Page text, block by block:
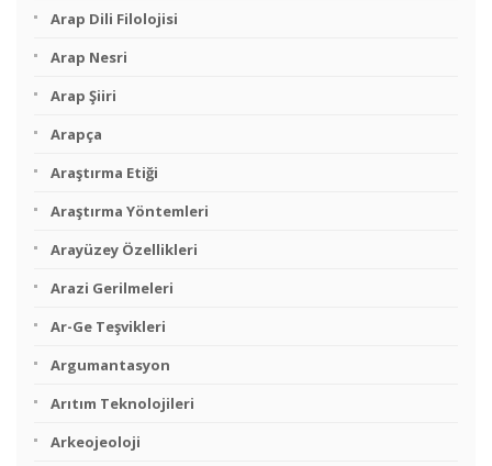
Arap Dili Filolojisi
Arap Nesri
Arap Şiiri
Arapça
Araştırma Etiği
Araştırma Yöntemleri
Arayüzey Özellikleri
Arazi Gerilmeleri
Ar-Ge Teşvikleri
Argumantasyon
Arıtım Teknolojileri
Arkeojeoloji